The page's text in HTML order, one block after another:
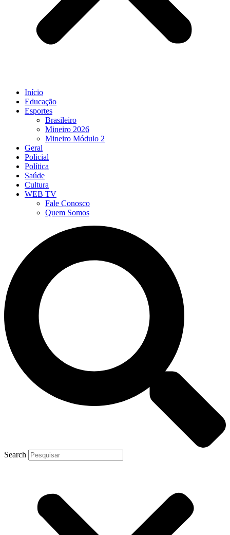
Início
Educação
Esportes
Brasileiro
Mineiro 2026
Mineiro Módulo 2
Geral
Policial
Política
Saúde
Cultura
WEB TV
Fale Conosco
Quem Somos
Search